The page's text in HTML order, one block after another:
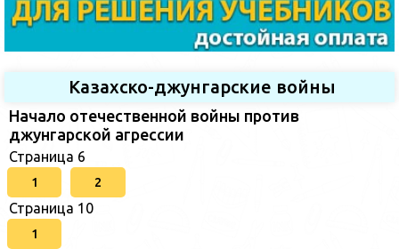
Казахско-джунгарские войны
Начало отечественной войны против
джунгарской агрессии
Страница 6
1 2
Страница 10
1